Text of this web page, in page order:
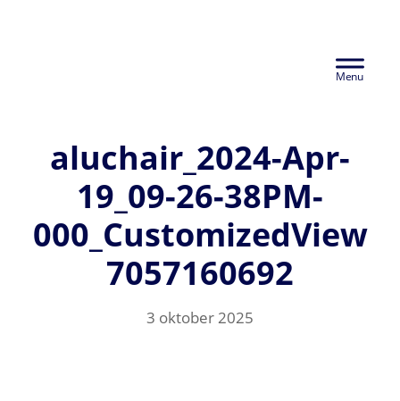
Header
aluchair_2024-Apr-
19_09-26-38PM-
000_CustomizedView
7057160692
3 oktober 2025